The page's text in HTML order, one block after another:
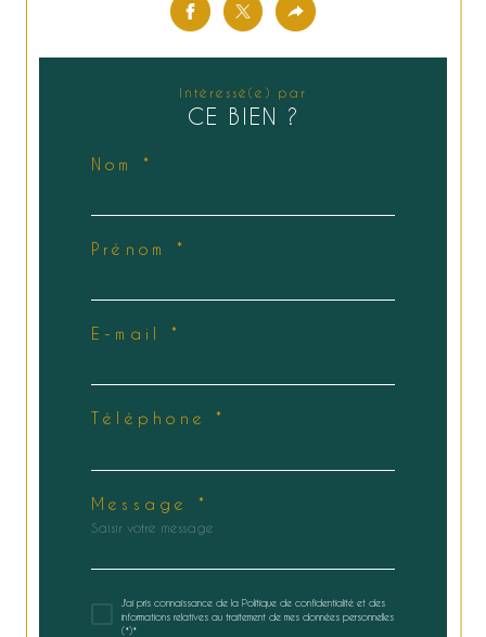
Intéressé(e) par
CE BIEN ?
Nom *
Prénom *
E-mail *
Téléphone *
Message *
J'ai pris connaissance de la Politique de confidentialité et des
informations relatives au traitement de mes données personnelles
(*)*